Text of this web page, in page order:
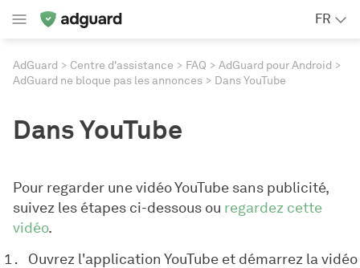
FR
AdGuard Centre d'assistance FAQ
AdGuard pour Android
AdGuard ne bloque pas les annonces
Dans YouTube
Dans YouTube
Pour regarder une vidéo YouTube sans publicité,
suivez les étapes ci-dessous ou regardez cette
vidéo.
Ouvrez l'application YouTube et démarrez la vidéo